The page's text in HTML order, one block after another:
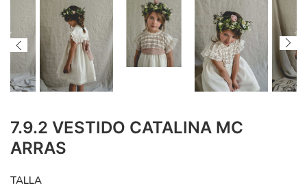
7.9.2 VESTIDO CATALINA MC
ARRAS
TALLA